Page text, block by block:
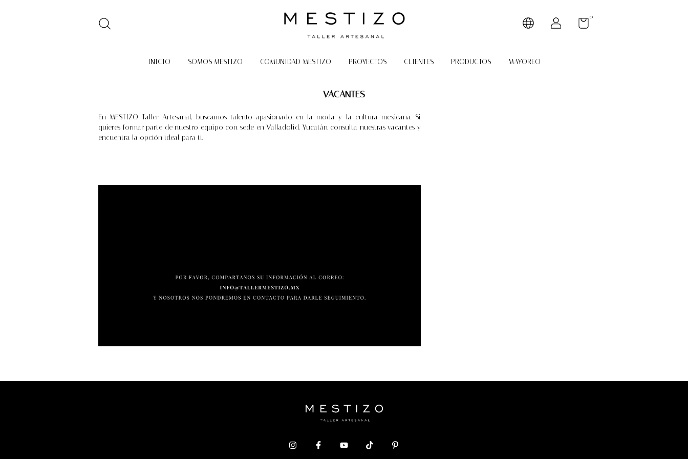
0
INICIO SOMOS MESTIZO COMUNIDAD MESTIZO PROYECTOS CLIENTES PRODUCTOS MAYOREO
VACANTES
En MESTIZO Taller Artesanal, buscamos talento apasionado en la moda y la cultura mexicana. Si
quieres formar parte de nuestro equipo con sede en Valladolid, Yucatán, consulta nuestras vacantes y
encuentra la opción ideal para ti.